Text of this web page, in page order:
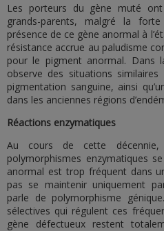
Les porteurs du gène muté
grands-parents, malgré la
présence de ce gène anormal à
résistance accrue au paludisme
pour le pigment anormal. Dans
observe des situations
pigmentation sanguine, ainsi
dans les anciennes régions
Réactions enzymatiques
Au cours de cette décennie,
polymorphismes enzymatiques
anormal est trop fréquent dans
pas se maintenir uniquement
parle de polymorphisme
sélectives qui régulent ces
gène défectueux restent